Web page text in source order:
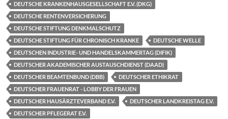
DEUTSCHE KRANKENHAUSGESELLSCHAFT E.V. (DKG)
DEUTSCHE RENTENVERSICHERUNG
DEUTSCHE STIFTUNG DENKMALSCHUTZ
DEUTSCHE STIFTUNG FÜR CHRONISCH KRANKE
DEUTSCHE WELLE
DEUTSCHEN INDUSTRIE- UND HANDELSKAMMERTAG (DIFIK)
DEUTSCHER AKADEMISCHER AUSTAUSCHDIENST (DAAD)
DEUTSCHER BEAMTENBUND (DBB)
DEUTSCHER ETHIKRAT
DEUTSCHER FRAUENRAT - LOBBY DER FRAUEN
DEUTSCHER HAUSÄRZTEVERBAND E.V.
DEUTSCHER LANDKREISTAG E.V.
DEUTSCHER PFLEGERAT E.V.